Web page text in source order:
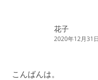
花子
2020年12月31
こんばんは。